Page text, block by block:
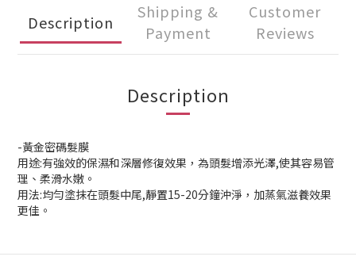
Description
Shipping &
Payment
Customer
Reviews
Description
-黃金密碼髮膜
用途:有強效的保濕和深層修復效果，為頭髮增添光澤,使其容易管
理、柔滑水嫩。
用法:均勻塗抹在頭髮中尾,靜置15-20分鐘沖淨，加蒸氣滋養效果
更佳。